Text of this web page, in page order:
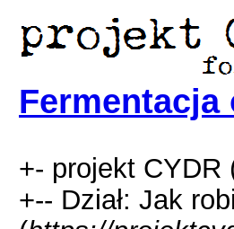
Fermentacja
+- projekt CYDR
+-- Dział: Jak